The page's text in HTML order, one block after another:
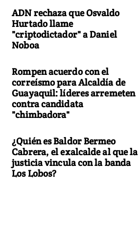
ADN rechaza que Osvaldo
Hurtado llame
"criptodictador" a Daniel
Noboa
Rompen acuerdo con el
correísmo para Alcaldía de
Guayaquil: líderes arremeten
contra candidata
"chimbadora"
¿Quién es Baldor Bermeo
Cabrera, el exalcalde al que la
justicia vincula con la banda
Los Lobos?